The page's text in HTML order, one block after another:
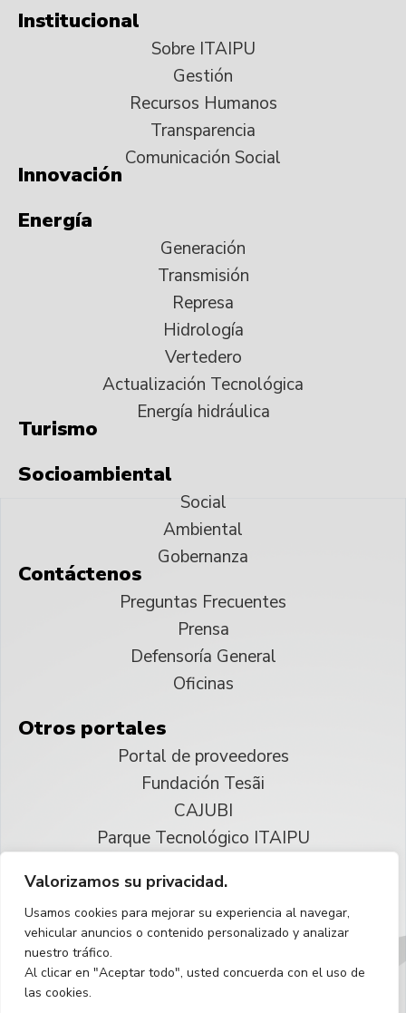
Valorizamos su privacidad.
Usamos cookies para mejorar su experiencia al navegar,
vehicular anuncios o contenido personalizado y analizar
nuestro tráfico.
Al clicar en "Aceptar todo", usted concuerda con el uso de
las cookies.
Institucional
Sobre ITAIPU
Gestión
Recursos Humanos
Transparencia
Comunicación Social
Innovación
Energía
Generación
Transmisión
Represa
Hidrología
Vertedero
Actualización Tecnológica
Energía hidráulica
Turismo
Socioambiental
Social
Ambiental
Gobernanza
Contáctenos
Preguntas Frecuentes
Prensa
Defensoría General
Oficinas
Otros portales
Portal de proveedores
Fundación Tesãi
CAJUBI
Parque Tecnológico ITAIPU
Reservados todos los derechos
Español